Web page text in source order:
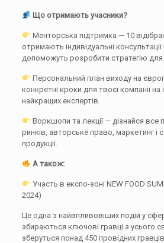
Що отримають учасники?
Менторська підтримка — 10
отримають індивідуальні
допоможуть розробити стратегію
Персональний план виходу на
конкретні кроки для твоєї компанії
найкращих експертів.
Воркшопи та лекції — дізнайся все
ринків, авторське право, маркетинг і
продукції.
А також:
Участь в експо-зоні NEW FOOD
2024)
Це одна з найвпливовіших подій у
збираються ключові гравці з усього
зберуться понад 450 провідних